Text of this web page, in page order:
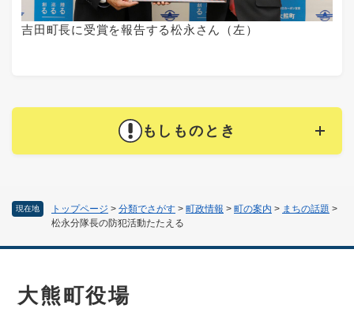
現在地 トップページ > 分類でさがす > 町政情報 > 町の案内 > まちの話題 >
松永分隊長の防犯活動たたえる
吉田町長に受賞を報告する松永さん（左）
もしものとき
大熊町役場